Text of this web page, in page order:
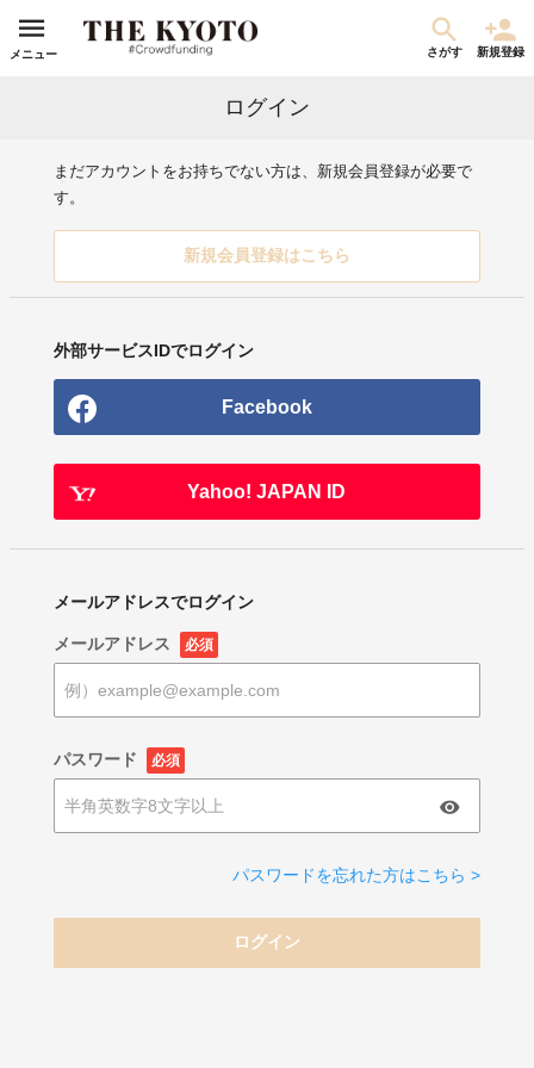
メニュー さがす 新規登録
ログイン
まだアカウントをお持ちでない方は、新規会員登録が必要で
す。
新規会員登録はこちら
外部サービスIDでログイン
Facebook
Yahoo! JAPAN ID
メールアドレスでログイン
メールアドレス 必須
パスワード 必須
パスワードを忘れた方はこちら >
ログイン